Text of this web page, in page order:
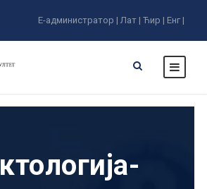
Е-администратор | Лат | Ћир | Енг |